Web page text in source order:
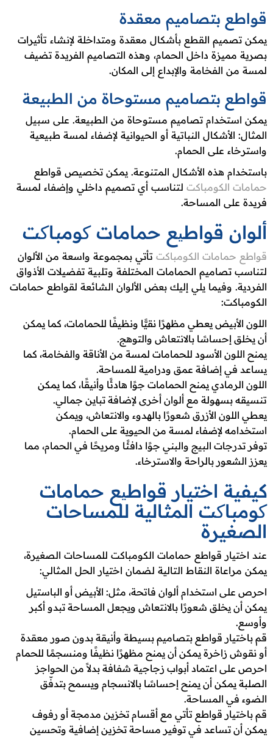
قواطع بتصاميم معقدة
يمكن تصميم القطع بأشكال معقدة ومتداخلة لإنشاء تأثيرات
بصرية مميزة داخل الحمام، وهذه التصاميم الفريدة تضيف
لمسة من الفخامة والإبداع إلى المكان.
قواطع بتصاميم مستوحاة من الطبيعة
يمكن استخدام تصاميم مستوحاة من الطبيعة. على سبيل
المثال: الأشكال النباتية أو الحيوانية لإضفاء لمسة طبيعية
واسترخاء على الحمام.
باستخدام هذه الأشكال المتنوعة. يمكن تخصيص قواطع
حمامات الكومباكتلتناسب أي تصميم داخلي وإضفاء لمسة
فريدة على المساحة.
ألوان قواطیع حمامات کومباکت
قواطع حمامات الكومباكتتأتي بمجموعة واسعة من الألوان
لتناسب تصاميم الحمامات المختلفة وتلبية تفضيلات الأذواق
الفردية. وفيما يلي إليك بعض الألوان الشائعة لقواطع حمامات
الكومباكت:
اللون الأبيض يعطي مظهرًا نقيًّا ونظيفًا للحمامات، كما يمكن
أن يخلق إحساسًا بالانتعاش والتوهج.
يمنح اللون الأسود للحمامات لمسة من الأناقة والفخامة، كما
يساعد في إضافة عمق ودرامية للمساحة.
اللون الرمادي يمنح الحمامات جوًا هادئًا وأنيقًا، كما يمكن
تنسيقه بسهولة مع ألوان أخرى لإضافة تباين جمالي.
يعطي اللون الأزرق شعورًا بالهدوء والانتعاش، ويمكن
استخدامه لإضفاء لمسة من الحيوية على الحمام.
توفر تدرجات البيج والبني جوًا دافئًا ومريحًا في الحمام، مما
يعزز الشعور بالراحة والاسترخاء.
كيفية اختيار قواطیع حمامات
کومباکت المثالية للمساحات
الصغيرة
عند اختيار قواطع حمامات الكومباكت للمساحات الصغيرة،
يمكن مراعاة النقاط التالية لضمان اختيار الحل المثالي:
احرص على استخدام ألوان فاتحة، مثل: الأبيض أو الباستيل
يمكن أن يخلق شعورًا بالانتعاش ويجعل المساحة تبدو أكبر
وأوسع.
قم باختيار قواطع بتصاميم بسيطة وأنيقة بدون صور معقدة
أو نقوش زاخرة يمكن أن يمنح مظهرًا نظيفًا ومنسجمًا للحمام
احرص على اعتماد أبواب زجاجية شفافة بدلاً من الحواجز
الصلبة يمكن أن يمنح إحساسًا بالانسجام ويسمح بتدفّق
الضوء في المساحة.
قم باختيار قواطع تأتي مع أقسام تخزين مدمجة أو رفوف
يمكن أن تساعد في توفير مساحة تخزين إضافية وتحسين